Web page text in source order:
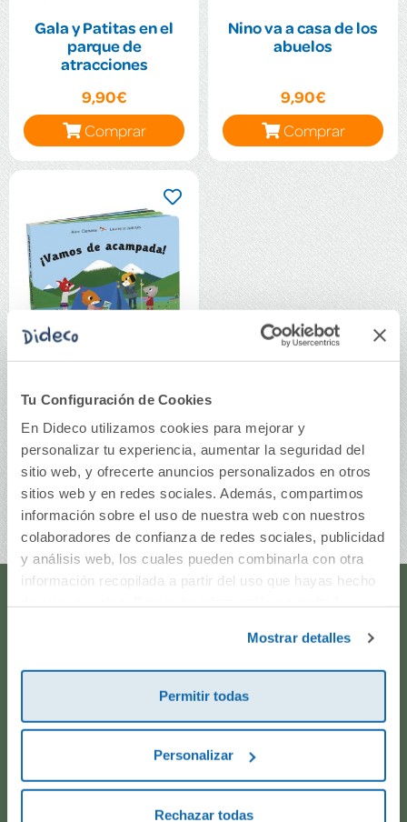
Tu Configuración de Cookies
En Dideco utilizamos cookies para mejorar y
personalizar tu experiencia, aumentar la seguridad del
sitio web, y ofrecerte anuncios personalizados en otros
sitios web y en redes sociales. Además, compartimos
información sobre el uso de nuestra web con nuestros
colaboradores de confianza de redes sociales, publicidad
y análisis web, los cuales pueden combinarla con otra
información recopilada a partir del uso que hayas hecho
Mostrar detalles
Permitir todas
Personalizar
Rechazar todas
Gala y Patitas en el
parque de
atracciones
9,90€
Comprar
Nino va a casa de los
abuelos
9,90€
Comprar
¡Vamos de
acampada!
5,90€
Comprar
¿Te ayudamos?
gustaría proponernos alguna idea o algún nuevo
producto? ¿Has realizado un pedido y quieres saber si
todo va viento en popa? Ponte en contacto con
nosotros.